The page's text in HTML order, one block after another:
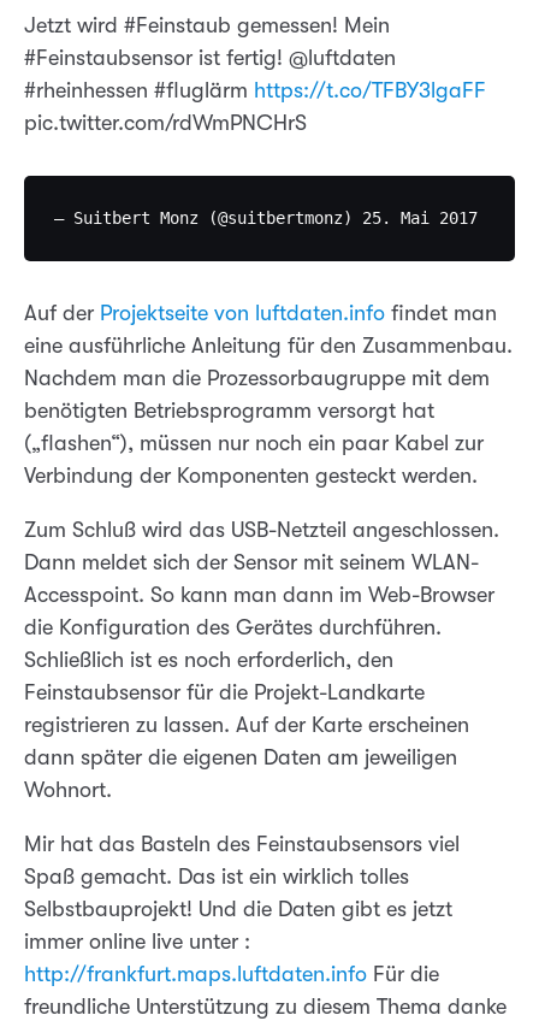
Jetzt wird #Feinstaub gemessen! Mein
#Feinstaubsensor ist fertig! @luftdaten
#rheinhessen #fluglärm https://t.co/TFBY3lgaFF
pic.twitter.com/rdWmPNCHrS
Auf der Projektseite von luftdaten.info findet man
eine ausführliche Anleitung für den Zusammenbau.
Nachdem man die Prozessorbaugruppe mit dem
benötigten Betriebsprogramm versorgt hat
(„flashen“), müssen nur noch ein paar Kabel zur
Verbindung der Komponenten gesteckt werden.
Zum Schluß wird das USB-Netzteil angeschlossen.
Dann meldet sich der Sensor mit seinem WLAN-
Accesspoint. So kann man dann im Web-Browser
die Konfiguration des Gerätes durchführen.
Schließlich ist es noch erforderlich, den
Feinstaubsensor für die Projekt-Landkarte
registrieren zu lassen. Auf der Karte erscheinen
dann später die eigenen Daten am jeweiligen
Wohnort.
Mir hat das Basteln des Feinstaubsensors viel
Spaß gemacht. Das ist ein wirklich tolles
Selbstbauprojekt! Und die Daten gibt es jetzt
immer online live unter :
http://frankfurt.maps.luftdaten.info Für die
freundliche Unterstützung zu diesem Thema danke